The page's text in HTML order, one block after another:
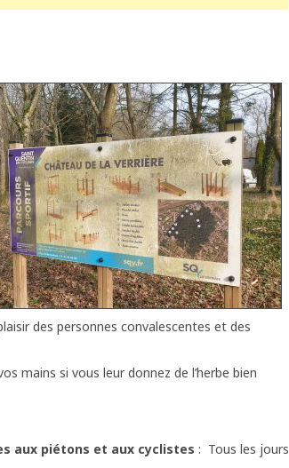
des personnes convalescentes et des
mains si vous leur donnez de l’herbe bien
aux piétons et aux cyclistes : Tous les jours